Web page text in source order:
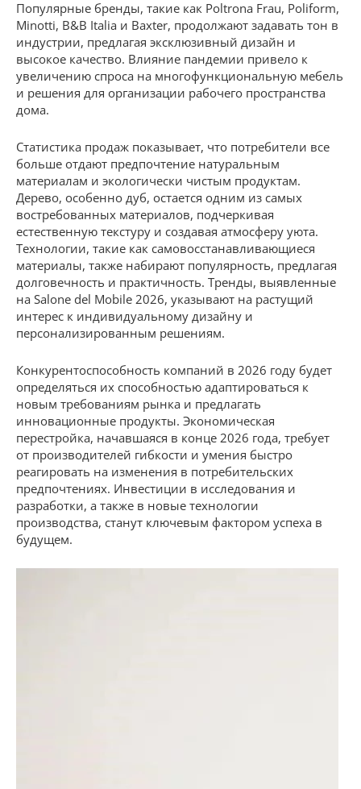
Популярные бренды, такие как Poltrona Frau, Poliform,
Minotti, B&B Italia и Baxter, продолжают задавать тон в
индустрии, предлагая эксклюзивный дизайн и
высокое качество. Влияние пандемии привело к
увеличению спроса на многофункциональную мебель
и решения для организации рабочего пространства
дома.
Статистика продаж показывает, что потребители все
больше отдают предпочтение натуральным
материалам и экологически чистым продуктам.
Дерево, особенно дуб, остается одним из самых
востребованных материалов, подчеркивая
естественную текстуру и создавая атмосферу уюта.
Технологии, такие как самовосстанавливающиеся
материалы, также набирают популярность, предлагая
долговечность и практичность. Тренды, выявленные
на Salone del Mobile 2026, указывают на растущий
интерес к индивидуальному дизайну и
персонализированным решениям.
Конкурентоспособность компаний в 2026 году будет
определяться их способностью адаптироваться к
новым требованиям рынка и предлагать
инновационные продукты. Экономическая
перестройка, начавшаяся в конце 2026 года, требует
от производителей гибкости и умения быстро
реагировать на изменения в потребительских
предпочтениях. Инвестиции в исследования и
разработки, а также в новые технологии
производства, станут ключевым фактором успеха в
будущем.